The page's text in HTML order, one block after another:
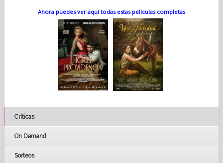
Ahora puedes ver aquí todas estas películas completas
Críticas
On Demand
Sorteos